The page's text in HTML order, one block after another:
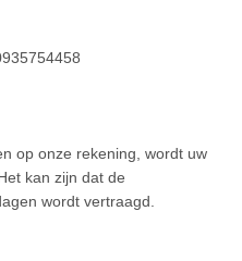
op onze rekening, wordt uw
kan zijn dat de
wordt vertraagd.